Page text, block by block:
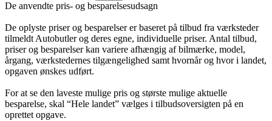
De anvendte pris- og besparelsesudsagn
De oplyste priser og besparelser er baseret på tilbud fra værksteder
tilmeldt Autobutler og deres egne, individuelle priser. Antal tilbud,
priser og besparelser kan variere afhængig af bilmærke, model,
årgang, værkstedernes tilgængelighed samt hvornår og hvor i landet,
opgaven ønskes udført.
For at se den laveste mulige pris og største mulige aktuelle
besparelse, skal “Hele landet” vælges i tilbudsoversigten på en
oprettet opgave.